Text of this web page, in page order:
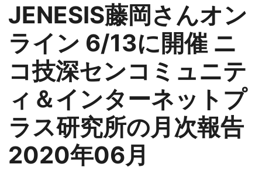
JENESIS藤岡さんオン
ライン 6/13に開催 ニ
コ技深センコミュニテ
ィ＆インターネットプ
ラス研究所の月次報告
2020年06月